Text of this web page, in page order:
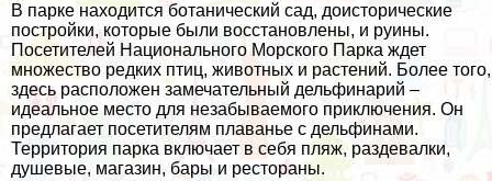
В парке находится ботанический сад, доисторические
постройки, которые были восстановлены, и руины.
Посетителей Национального Морского Парка ждет
множество редких птиц, животных и растений. Более того,
здесь расположен замечательный дельфинарий –
идеальное место для незабываемого приключения. Он
предлагает посетителям плаванье с дельфинами.
Территория парка включает в себя пляж, раздевалки,
душевые, магазин, бары и рестораны.